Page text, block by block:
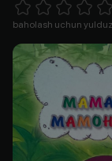
1 Star 2 Stars 3 Stars 4 Stars
5
baholash uchun